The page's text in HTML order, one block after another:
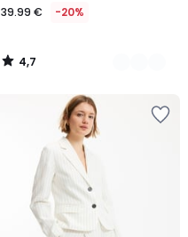
39.99 € -20%
4,7
/